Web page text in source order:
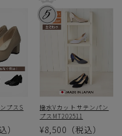
プスS
）
撥水Vカットサテンパン
プスMT202511
¥8,500 （税込）